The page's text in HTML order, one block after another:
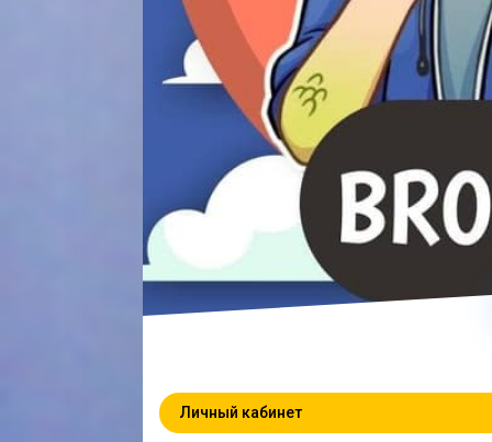
Личный кабинет